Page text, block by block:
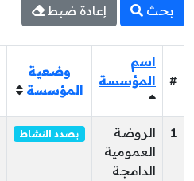
بحث إعادة ضبط
#
اسم
المؤسسة
وضعية
المؤسسة
1
الروضة
العمومية
الدامجة
بصدد النشاط